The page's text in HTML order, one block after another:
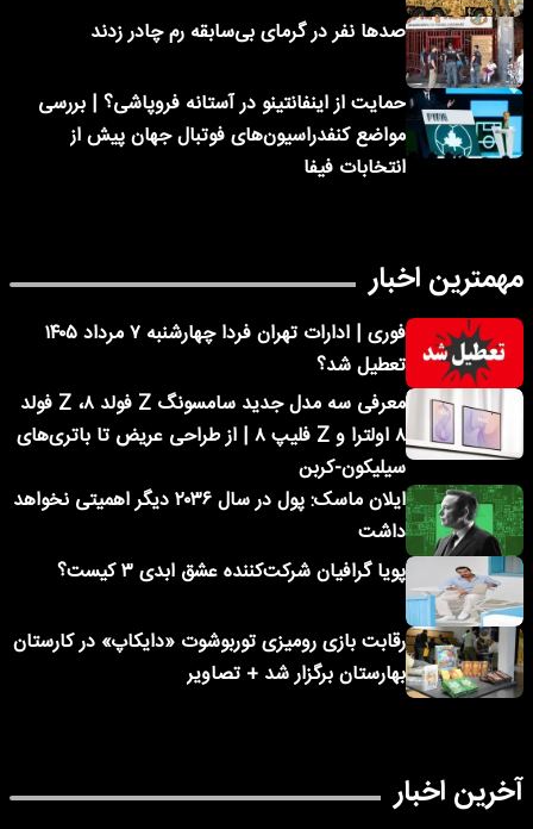
صدها نفر در گرمای بی‌سابقه رم چادر زدند
حمایت از اینفانتینو در آستانه فروپاشی؟ | بررسی
مواضع کنفدراسیون‌های فوتبال جهان پیش از
انتخابات فیفا
مهمترین اخبار
فوری | ادارات تهران فردا چهارشنبه ۷ مرداد ۱۴۰۵
تعطیل شد؟
معرفی سه مدل جدید سامسونگ Z فولد ۸، Z فولد
۸ اولترا و Z فلیپ ۸ | از طراحی عریض تا باتری‌های
سیلیکون-کربن
ایلان ماسک: پول در سال ۲۰۳۶ دیگر اهمیتی نخواهد
داشت
پویا گرافیان شرکت‌کننده عشق ابدی ۳ کیست؟
رقابت بازی رومیزی توربوشوت «دایکاپ» در کارستان
بهارستان برگزار شد + تصاویر
آخرین اخبار